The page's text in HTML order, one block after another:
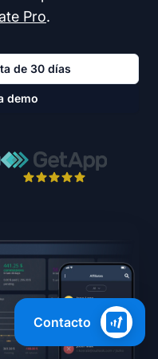
Pro.
de 30 días
demo
Contacto